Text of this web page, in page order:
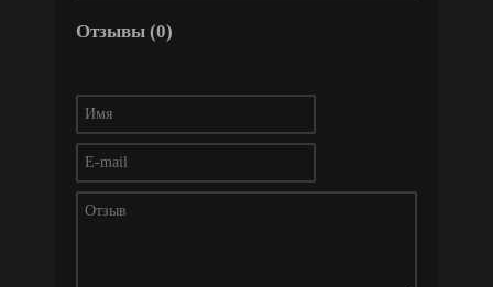
Отзывы (0)